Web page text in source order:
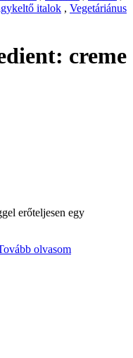
italok , Vegetáriánus
creme
erőteljesen egy
olvasom